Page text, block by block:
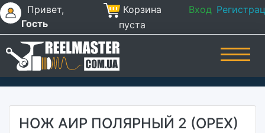
Привет,
Гость
Корзина
пуста
Вход
НОЖ АИР ПОЛЯРНЫЙ 2 (ОРЕХ)